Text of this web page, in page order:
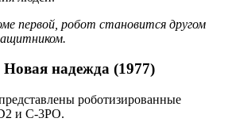
первой, робот становится другом
надежда (1977)
роботизированные
и C-3PO.